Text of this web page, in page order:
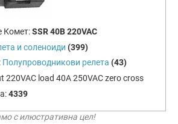
Комет:SSR 40B 220VAC
и соленоиди (399)
Полупроводникови релета (43)
220VAC load 40A 250VAC zero cross
4339
с илюстративна цел!